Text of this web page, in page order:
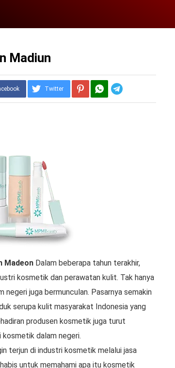
Madiun
Twitter
Madeon Dalam beberapa tahun terakhir,
kosmetik dan perawatan kulit. Tak hanya
negeri juga bermunculan. Pasarnya semakin
serupa kulit masyarakat Indonesia yang
produsen kosmetik juga turut
dalam negeri.
terjun di industri kosmetik melalui jasa
untuk memahami apa itu kosmetik